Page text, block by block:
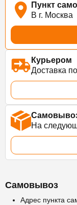
Пункт
В г. Москва
Курьером
Доставка
На
Самовывоз
Адрес пункта